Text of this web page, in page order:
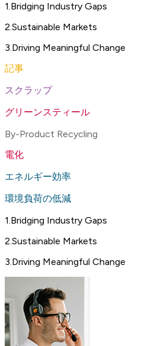
1.Bridging Industry Gaps
2.Sustainable Markets
3.Driving Meaningful Change
記事
スクラップ
グリーンスティール
By-Product Recycling
電化
エネルギー効率
環境負荷の低減
1.Bridging Industry Gaps
2.Sustainable Markets
3.Driving Meaningful Change